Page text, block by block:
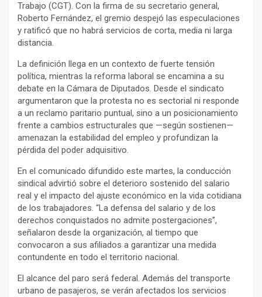
Trabajo (CGT). Con la firma de su secretario general,
Roberto Fernández, el gremio despejó las especulaciones
y ratificó que no habrá servicios de corta, media ni larga
distancia.
La definición llega en un contexto de fuerte tensión
política, mientras la reforma laboral se encamina a su
debate en la Cámara de Diputados. Desde el sindicato
argumentaron que la protesta no es sectorial ni responde
a un reclamo paritario puntual, sino a un posicionamiento
frente a cambios estructurales que —según sostienen—
amenazan la estabilidad del empleo y profundizan la
pérdida del poder adquisitivo.
En el comunicado difundido este martes, la conducción
sindical advirtió sobre el deterioro sostenido del salario
real y el impacto del ajuste económico en la vida cotidiana
de los trabajadores. “La defensa del salario y de los
derechos conquistados no admite postergaciones”,
señalaron desde la organización, al tiempo que
convocaron a sus afiliados a garantizar una medida
contundente en todo el territorio nacional.
El alcance del paro será federal. Además del transporte
urbano de pasajeros, se verán afectados los servicios